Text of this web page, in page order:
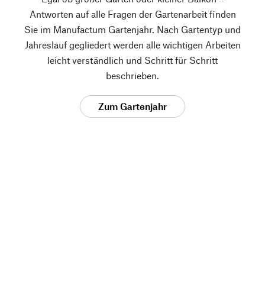
Antworten auf alle Fragen der Gartenarbeit finden
Sie im Manufactum Gartenjahr. Nach Gartentyp und
Jahreslauf gegliedert werden alle wichtigen Arbeiten
leicht verständlich und Schritt für Schritt
beschrieben.
Zum Gartenjahr